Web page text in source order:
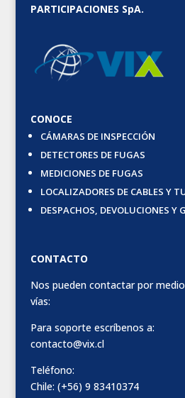
PARTICIPACIONES SpA.
CONOCE
CÁMARAS DE INSPECCIÓN
DETECTORES DE FUGAS
MEDICIONES DE FUGAS
LOCALIZADORES DE CABLES Y
DESPACHOS, DEVOLUCIONES Y
CONTACTO
Nos pueden contactar por
vías:
Para soporte escríbenos a:
contacto@vix.cl
Teléfono:
Chile: (+56) 9 83410374